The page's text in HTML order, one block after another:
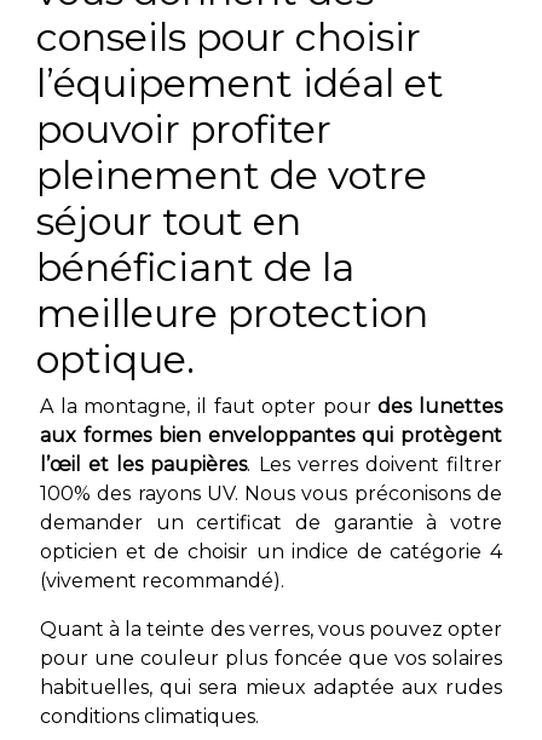
conseils pour choisir
l’équipement idéal et
pouvoir profiter
pleinement de votre
séjour tout en
bénéficiant de la
meilleure protection
optique.
A la montagne, il faut opter pourdes lunettes
aux formes bien enveloppantes qui protègent
l’œil et les paupières. Les verres doivent filtrer
100% des rayons UV. Nous vous préconisons de
demander un certificat de garantie à votre
opticien et de choisir un indice de catégorie 4
(vivement recommandé).
Quant à la teinte des verres, vous pouvez opter
pour une couleur plus foncée que vos solaires
habituelles, qui sera mieux adaptée aux rudes
conditions climatiques.